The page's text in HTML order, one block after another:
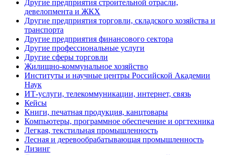
Другие предприятия строительной отрасли,
девелопмента и ЖКХ
Другие предприятия торговли, складского хозяйства и
транспорта
Другие предприятия финансового сектора
Другие профессиональные услуги
Другие сферы торговли
Жилищно-коммунальное хозяйство
Институты и научные центры Российской Академии
Наук
ИТ-услуги, телекоммуникации, интернет, связь
Кейсы
Книги, печатная продукция, канцтовары
Компьютеры, программное обеспечение и оргтехника
Легкая, текстильная промышленность
Лесная и деревообрабатывающая промышленность
Лизинг